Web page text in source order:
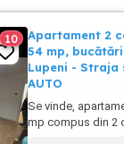
10
Apartament 2
54 mp,
Lupeni - Straja
AUTO
Se vinde,
mp compus din 2